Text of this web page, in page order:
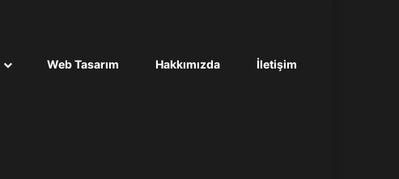
Web Tasarım Hakkımızda İletişim